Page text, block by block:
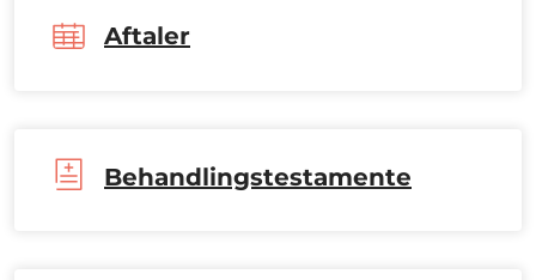
Aftaler
Behandlingstestamente